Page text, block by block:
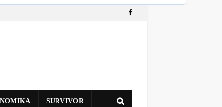
SURVIVOR